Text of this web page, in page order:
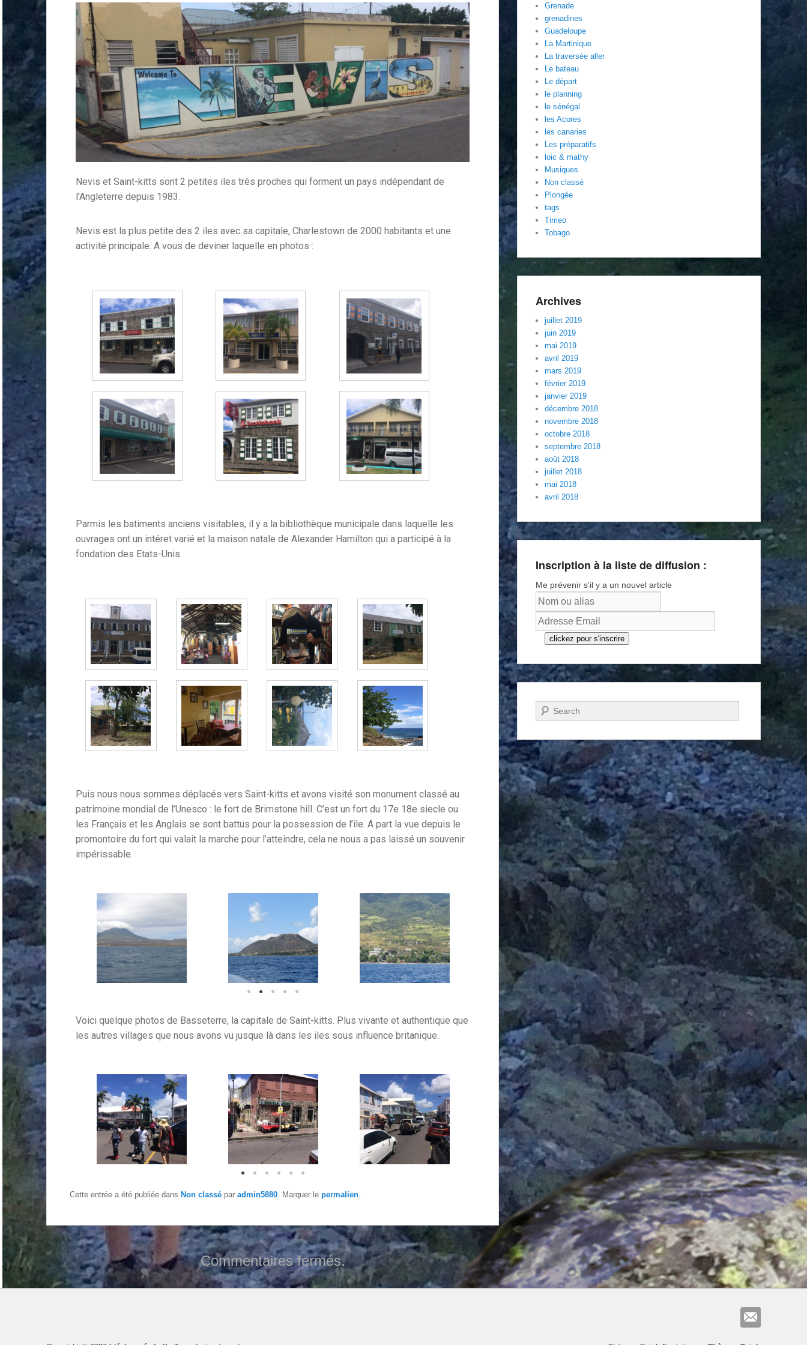
Nevis et Saint-kitts sont 2 petites iles très proches qui forment un pays indépendant de
l’Angleterre depuis 1983.
Nevis est la plus petite des 2 iles avec sa capitale, Charlestown de 2000 habitants et une
activité principale. A vous de deviner laquelle en photos :
Parmis les batiments anciens visitables, il y a la bibliothèque municipale dans laquelle les
ouvrages ont un intéret varié et la maison natale de Alexander Hamilton qui a participé à la
fondation des Etats-Unis.
Puis nous nous sommes déplacés vers Saint-kitts et avons visité son monument classé au
patrimoine mondial de l’Unesco : le fort de Brimstone hill. C’est un fort du 17e 18e siecle ou
les Français et les Anglais se sont battus pour la possession de l’ile. A part la vue depuis le
promontoire du fort qui valait la marche pour l’atteindre, cela ne nous a pas laissé un souvenir
impérissable.
Voici quelque photos de Basseterre, la capitale de Saint-kitts. Plus vivante et authentique que
les autres villages que nous avons vu jusque là dans les iles sous influence britanique.
Cette entrée a été publiée dans Non classé par admin5880. Marquer le permalien.
Commentaires fermés.
Grenade
grenadines
Guadeloupe
La Martinique
La traversée aller
Le bateau
Le départ
le planning
le sénégal
les Acores
les canaries
Les préparatifs
loic & mathy
Musiques
Non classé
Plongée
tags
Timeo
Tobago
Archives
juillet 2019
juin 2019
mai 2019
avril 2019
mars 2019
février 2019
janvier 2019
décembre 2018
novembre 2018
octobre 2018
septembre 2018
août 2018
juillet 2018
mai 2018
avril 2018
Inscription à la liste de diffusion :
Me prévenir s'il y a un nouvel article
clickez pour s'inscrire
Recherche